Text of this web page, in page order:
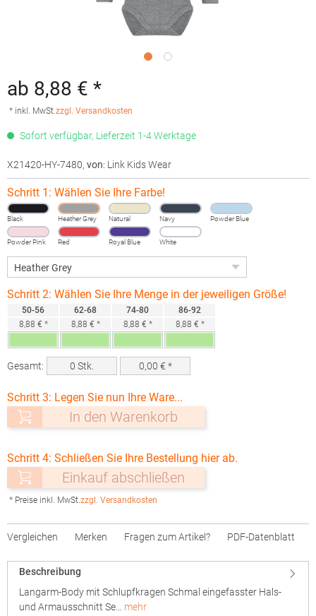
ab 8,88 € *
* inkl. MwSt.zzgl. Versandkosten
Sofort verfügbar, Lieferzeit 1-4 Werktage
X21420-HY-7480, von: Link Kids Wear
Schritt 1: Wählen Sie Ihre Farbe!
Black Heather Grey Natural Navy Powder Blue
Powder Pink Red Royal Blue White
Schritt 2: Wählen Sie Ihre Menge in der jeweiligen Größe!
50-56
8,88 € *
62-68
8,88 € *
74-80
8,88 € *
86-92
8,88 € *
Gesamt: 0 Stk. 0,00 € *
Schritt 3: Legen Sie nun Ihre Ware...
In den Warenkorb
Schritt 4: Schließen Sie Ihre Bestellung hier ab.
Einkauf abschließen
* Preise inkl. MwSt.zzgl. Versandkosten
Vergleichen Merken Fragen zum Artikel? PDF-Datenblatt
Beschreibung
Langarm-Body mit Schlupfkragen Schmal eingefasster Hals-
und Armausschnitt Se… mehr